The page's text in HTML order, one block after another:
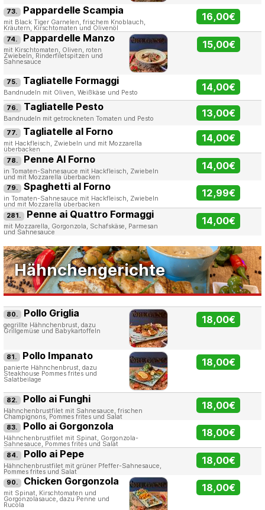
73. Pappardelle Scampia
mit Black Tiger Garnelen, frischem Knoblauch,
Kräutern, Kirschtomaten und Olivenöl
16,00€
74. Pappardelle Manzo
mit Kirschtomaten, Oliven, roten
Zwiebeln, Rinderfiletspitzen und
Sahnesauce
15,00€
75. Tagliatelle Formaggi
Bandnudeln mit Oliven, Weißkäse und Pesto 14,00€
76. Tagliatelle Pesto
Bandnudeln mit getrockneten Tomaten und Pesto 13,00€
77. Tagliatelle al Forno
mit Hackfleisch, Zwiebeln und mit Mozzarella
überbacken
14,00€
78. Penne Al Forno
in Tomaten-Sahnesauce mit Hackfleisch, Zwiebeln
und mit Mozzarella überbacken
14,00€
79. Spaghetti al Forno
in Tomaten-Sahnesauce mit Hackfleisch, Zwiebeln
und mit Mozzarella überbacken
12,99€
281. Penne ai Quattro Formaggi
mit Mozzarella, Gorgonzola, Schafskäse, Parmesan
und Sahnesauce
14,00€
Hähnchengerichte
80. Pollo Griglia
gegrillte Hähnchenbrust, dazu
Grillgemüse und Babykartoffeln
18,00€
81. Pollo Impanato
panierte Hähnchenbrust, dazu
Steakhouse Pommes frites und
Salatbeilage
18,00€
82. Pollo ai Funghi
Hähnchenbrustfilet mit Sahnesauce, frischen
Champignons, Pommes frites und Salat
18,00€
83. Pollo ai Gorgonzola
Hähnchenbrustfilet mit Spinat, Gorgonzola-
Sahnesauce, Pommes frites und Salat
18,00€
84. Pollo ai Pepe
Hähnchenbrustfilet mit grüner Pfeffer-Sahnesauce,
Pommes frites und Salat
18,00€
90. Chicken Gorgonzola
mit Spinat, Kirschtomaten und
Gorgonzolasauce, dazu Penne und
Rucola
18,00€